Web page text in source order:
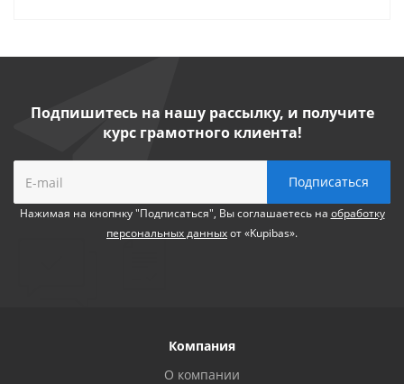
Подпишитесь на нашу рассылку, и получите
курс грамотного клиента!
Нажимая на кнопнку "Подписаться", Вы соглашаетесь на обработку
персональных данныхот «Kupibas».
Компания
О компании